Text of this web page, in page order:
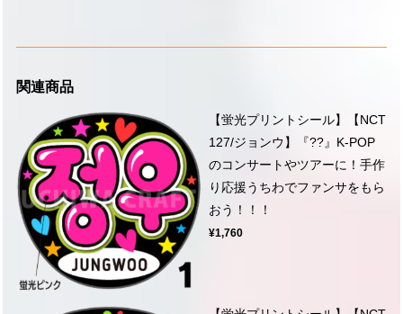
関連商品
【蛍光プリントシール】【NCT
127/ジョンウ】『??』K-POP
のコンサートやツアーに！手作
り応援うちわでファンサをもら
おう！！！
¥1,760